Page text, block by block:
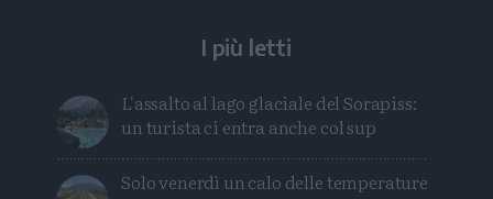
I più letti
L'assalto al lago glaciale del Sorapiss:
un turista ci entra anche col sup
Solo venerdì un calo delle temperature